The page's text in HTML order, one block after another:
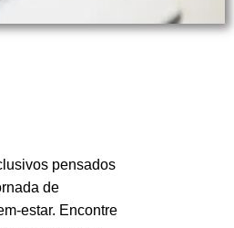
pensados
de
estar. Encontre